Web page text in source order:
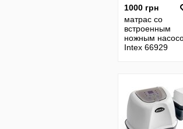
1000 грн
матрас со
встроенным
ножным
Intex 66929